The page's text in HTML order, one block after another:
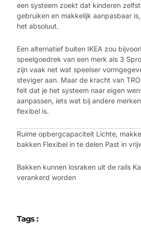
een systeem zoekt dat kinderen
gebruiken en makkelijk aanpasbaar
het absoluut.
Een alternatief buiten IKEA zou
speelgoedrek van een merk als 3
zijn vaak net wat speelser
steviger aan. Maar de kracht van
feit dat je het systeem naar eigen
aanpassen, iets wat bij andere
flexibel is.
Ruime opbergcapaciteit Lichte,
bakken Flexibel in te delen Past in
Bakken kunnen losraken uit de rails
verankerd worden
Tags :